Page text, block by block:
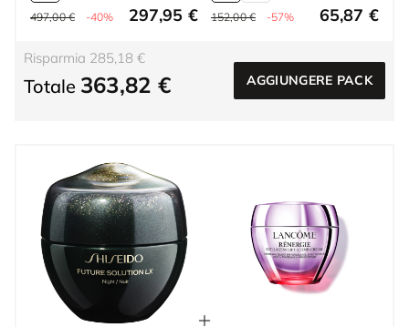
497,00 € -40% 297,95 € 152,00 € -57% 65,87 €
Risparmia 285,18 €
Totale 363,82 € AGGIUNGERE PACK